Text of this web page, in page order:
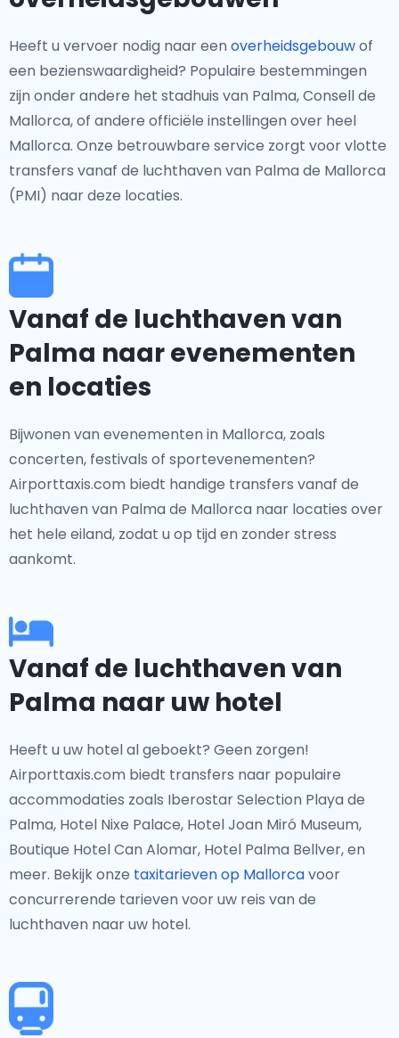
Heeft u vervoer nodig naar een overheidsgebouwof
een bezienswaardigheid? Populaire bestemmingen
zijn onder andere het stadhuis van Palma, Consell de
Mallorca, of andere officiële instellingen over heel
Mallorca. Onze betrouwbare service zorgt voor vlotte
transfers vanaf de luchthaven van Palma de Mallorca
(PMI) naar deze locaties.
Vanaf de luchthaven van
Palma naar evenementen
en locaties
Bijwonen van evenementen in Mallorca, zoals
concerten, festivals of sportevenementen?
Airporttaxis.com biedt handige transfers vanaf de
luchthaven van Palma de Mallorca naar locaties over
het hele eiland, zodat u op tijd en zonder stress
aankomt.
Vanaf de luchthaven van
Palma naar uw hotel
Heeft u uw hotel al geboekt? Geen zorgen!
Airporttaxis.com biedt transfers naar populaire
accommodaties zoals Iberostar Selection Playa de
Palma, Hotel Nixe Palace, Hotel Joan Miró Museum,
Boutique Hotel Can Alomar, Hotel Palma Bellver, en
meer. Bekijk onze taxitarieven op Mallorcavoor
concurrerende tarieven voor uw reis van de
luchthaven naar uw hotel.